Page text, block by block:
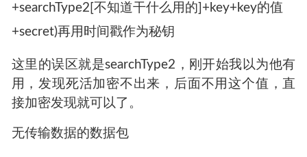
+searchType2[不知道干什么用的]+key+key的值
+secret)再用时间戳作为秘钥
这里的误区就是searchType2，刚开始我以为他有
用，发现死活加密不出来，后面不用这个值，直
接加密发现就可以了。
无传输数据的数据包